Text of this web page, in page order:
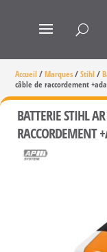
Accueil/Marques/Stihl/
câble de raccordement
BATTERIE STIHL
RACCORDEMENT